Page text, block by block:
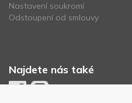
Nastavení soukromí
Odstoupení od smlouvy
Najdete nás také